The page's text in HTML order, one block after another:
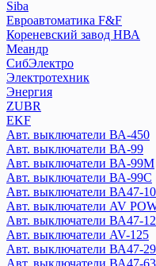
DKC
Siba
Евроавтоматика F&F
Кореневский завод НВА
Меандр
СибЭлектро
Электротехник
Энергия
ZUBR
EKF
Авт. выключатели ВА-450
Авт. выключатели ВА-99
Авт. выключатели ВА-99М
Авт. выключатели ВА-99С
Siba
Евроавтоматика F&F
Кореневский завод НВА
Меандр
СибЭлектро
Электротехник
Энергия
ZUBR
EKF
Авт. выключатели ВА-450
Авт. выключатели ВА-99
Авт. выключатели ВА-99М
Авт. выключатели ВА-99С
Авт. выключатели ВА47-
Авт. выключатели AV
Авт. выключатели ВА47-
Авт. выключатели AV-125
Авт. выключатели ВА47-29
Авт. выключатели ВА47-63